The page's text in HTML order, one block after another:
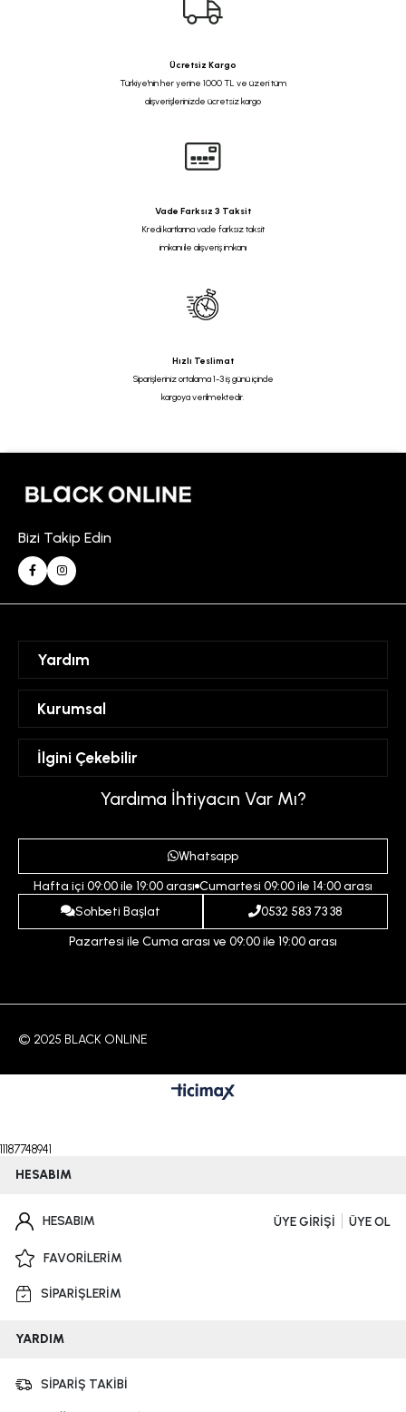
Ücretsiz Kargo
Türkiye'nin her yerine 1000 TL ve üzeri tüm
alışverişlerinizde ücretsiz kargo
Vade Farksız 3 Taksit
Kredi kartlarına vade farksız taksit
imkanı ile alışveriş imkanı
Hızlı Teslimat
Siparişleriniz ortalama 1-3 iş günü içinde
kargoya verilmektedir.
Bizi Takip Edin
Yardım
Hesabım
Favorilerim
Kurumsal
Mesafeli Satış Sözleşmesi
Üyelik Sözleşmesi
Gizlilik ve Güvenlik Politikası
Ödeme ve Teslimat Koşulları
İptal ve İade Koşulları
İlgini Çekebilir
İndirim
Yardıma İhtiyacın Var Mı?
Whatsapp
Hafta içi 09:00 ile 19:00 arası Cumartesi 09:00 ile 14:00 arası
Sohbeti Başlat
0532 583 73 38
Pazartesi ile Cuma arası ve 09:00 ile 19:00 arası
© 2025 BLACK ONLINE
11187748941
HESABIM
HESABIM ÜYE GİRİŞİ ÜYE OL
FAVORİLERİM
SİPARİŞLERİM
YARDIM
SİPARİŞ TAKİBİ